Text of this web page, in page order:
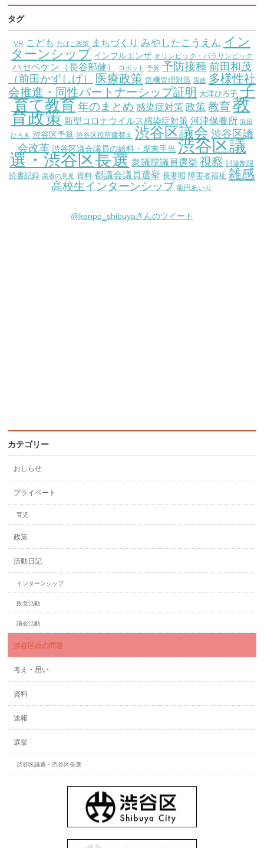
タグ
VR こども たばこ政策 まちづくり みやしたこうえん イン
ターンシップ インフルエンザ オリンピック・パラリンピック
ハセベケン（長谷部健） ロボット 予算 予防接種 前田和茂
（前田かずしげ）
医療政策 危機管理対策 国政 多様性社
会推進・同性パートナーシップ証明 大津ひろ子 子
育て教育 年のまとめ 感染症対策 政策 教育 教
育政策 新型コロナウイルス感染症対策 河津保養所 浜田
ひろき 渋谷区予算 渋谷区役所建替え 渋谷区議会 渋谷区議
会改革 渋谷区議会議員の給料・期末手当 渋谷区議
選・渋谷区長選 衆議院議員選挙 視察 討論制限
読書記録 識者の意見 資料 都議会議員選挙 長妻昭 障害者福祉 雑感
高校生インターンシップ 龍円あいり
@kenpo_shibuyaさんのツイート
カテゴリー
おしらせ
プライベート
育児
政策
活動日記
インターンシップ
政党活動
議会活動
渋谷区政の問題
考え・思い
資料
速報
選挙
渋谷区議選・渋谷区長選